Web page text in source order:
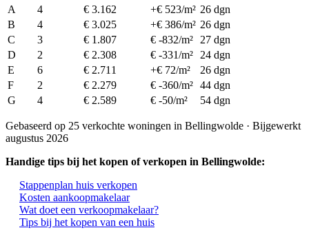
A
4 € 3.162 +€ 523/m² 26 dgn
B
4 € 3.025 +€ 386/m² 26 dgn
C
3 € 1.807 € -832/m²
27 dgn
D
2 € 2.308 € -331/m²
24 dgn
E
6 € 2.711 +€ 72/m²
26 dgn
F
2 € 2.279 € -360/m² 44 dgn
G
4 € 2.589 € -50/m² 54 dgn
Gebaseerd op 25 verkochte woningen in Bellingwolde · Bijgewerkt
augustus 2026
Handige tips bij het kopen of verkopen in Bellingwolde:
Stappenplan huis verkopen
Kosten aankoopmakelaar
Wat doet een verkoopmakelaar?
Tips bij het kopen van een huis